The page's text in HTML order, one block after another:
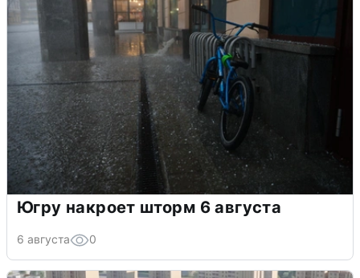
Югру накроет шторм 6 августа
6 августа 0